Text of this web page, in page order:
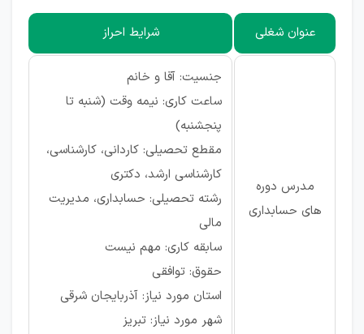
عنوان شغلی شرایط احراز
مدرس دوره
های حسابداری
جنسیت: آقا و خانم
ساعت کاری: نیمه وقت (شنبه تا
پنجشنبه)
مقطع تحصیلی: کاردانی، کارشناسی،
کارشناسی ارشد، دکتری
رشته تحصیلی: حسابداری، مدیریت
مالی
سابقه کاری: مهم نیست
حقوق: توافقی
استان مورد نیاز: آذربایجان شرقی
شهر مورد نیاز: تبریز